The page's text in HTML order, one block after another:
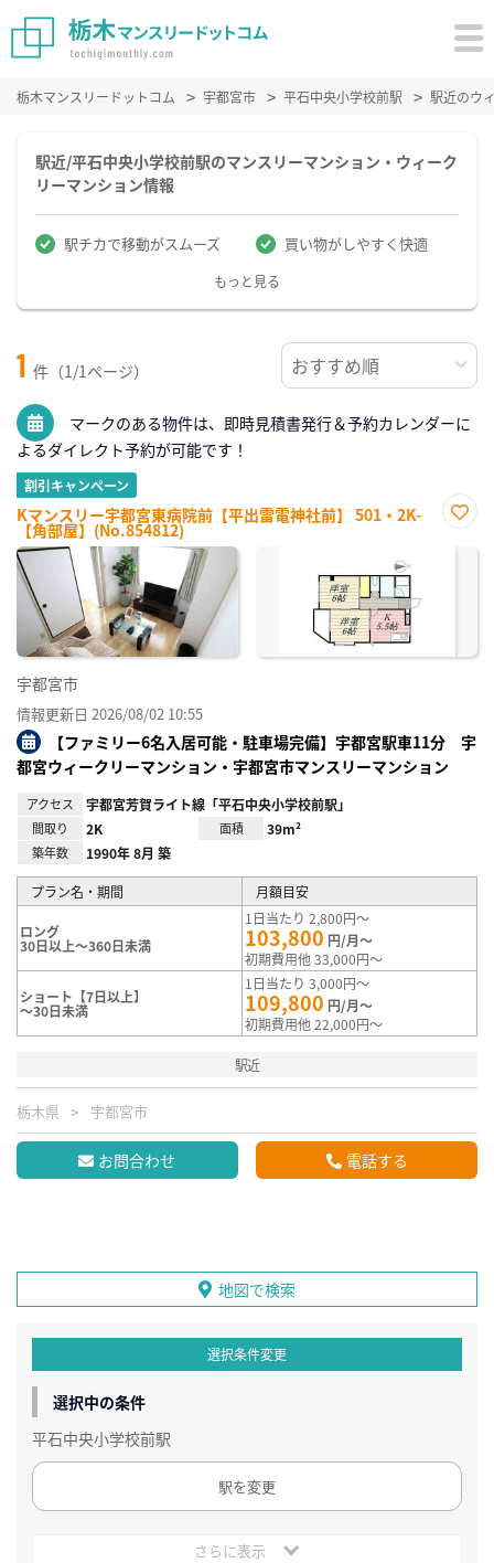
栃木マンスリードットコム 宇都宮市 平石中央小学校前駅 駅近のウ
駅近/平石中央小学校前駅のマンスリーマンション・ウィーク
リーマンション情報
駅チカで移動がスムーズ 買い物がしやすく快適
もっと見る
1 件（1/1ページ）
マークのある物件は、即時見積書発行＆予約カレンダーに
よるダイレクト予約が可能です！
割引キャンペーン
Kマンスリー宇都宮東病院前【平出雷電神社前】 501・2K-
【角部屋】(No.854812)
に入
宇都宮市
情報更新日 2026/08/02 10:55
【ファミリー6名入居可能・駐車場完備】宇都宮駅車11分 宇
都宮ウィークリーマンション・宇都宮市マンスリーマンション
アクセス 宇都宮芳賀ライト線「平石中央小学校前駅」
間取り 2K 面積 39m²
築年数 1990年 8月 築
プラン名・期間 月額目安
ロング
30日以上～360日未満
1日当たり 2,800円～
103,800 円/月～
初期費用他 33,000円～
ショート【7日以上】
～30日未満
1日当たり 3,000円～
109,800 円/月～
初期費用他 22,000円～
駅近
栃木県 宇都宮市
お問合わせ 電話する
地図で検索
選択条件変更
選択中の条件
平石中央小学校前駅
駅を変更
さらに表示